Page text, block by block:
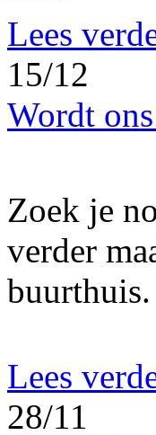
Lees
15/12
Wordt
Zoek je
verder
Lees
28/11